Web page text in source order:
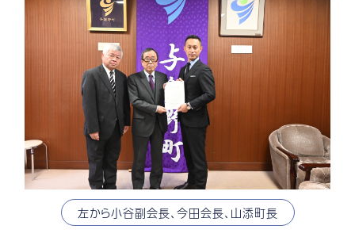
左から小谷副会長、今田会長、山添町長